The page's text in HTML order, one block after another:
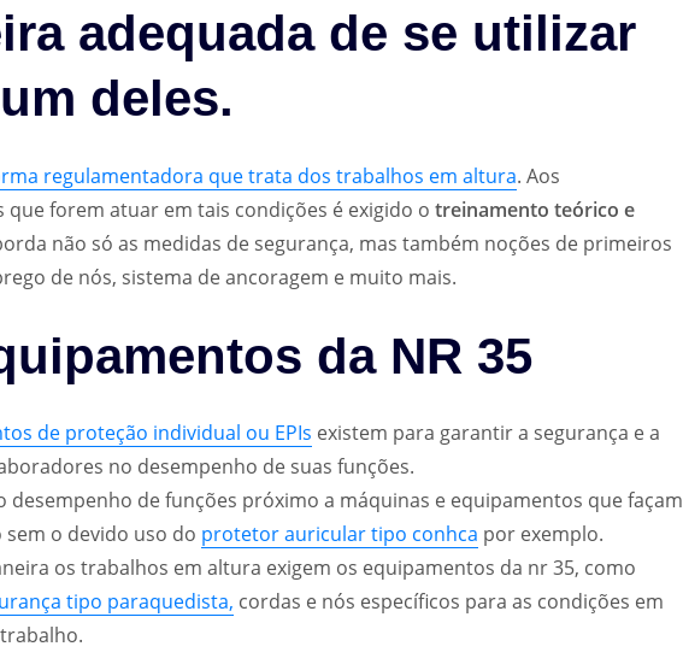
adequada de se utilizar
deles.
regulamentadora que trata dos trabalhos em altura. Aos
que forem atuar em tais condições é exigido o treinamento teórico e
não só as medidas de segurança, mas também noções de primeiros
de nós, sistema de ancoragem e muito mais.
da NR 35
de proteção individual ou EPIs existem para garantir a segurança e a
no desempenho de suas funções.
desempenho de funções próximo a máquinas e equipamentos que façam
o devido uso do protetor auricular tipo conhca por exemplo.
os trabalhos em altura exigem os equipamentos da nr 35, como
tipo paraquedista, cordas e nós específicos para as condições em